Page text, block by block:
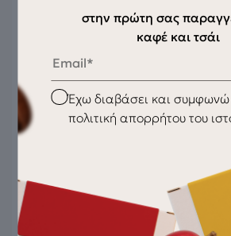
στην πρώτη σας
καφέ και τσάι
Email
Checkbox
Έχω διαβάσει και συμφωνώ
πολιτική απορρήτου του